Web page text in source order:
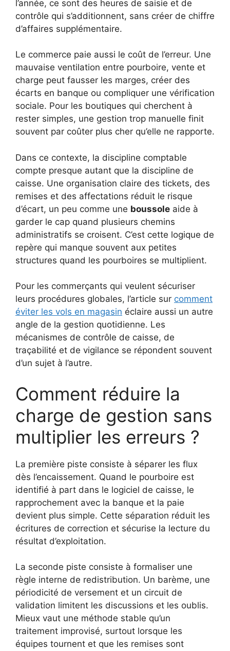
l’année, ce sont des heures de saisie et de
contrôle qui s’additionnent, sans créer de chiffre
d’affaires supplémentaire.
Le commerce paie aussi le coût de l’erreur. Une
mauvaise ventilation entre pourboire, vente et
charge peut fausser les marges, créer des
écarts en banque ou compliquer une vérification
sociale. Pour les boutiques qui cherchent à
rester simples, une gestion trop manuelle finit
souvent par coûter plus cher qu’elle ne rapporte.
Dans ce contexte, la discipline comptable
compte presque autant que la discipline de
caisse. Une organisation claire des tickets, des
remises et des affectations réduit le risque
d’écart, un peu comme une boussole aide à
garder le cap quand plusieurs chemins
administratifs se croisent. C’est cette logique de
repère qui manque souvent aux petites
structures quand les pourboires se multiplient.
Pour les commerçants qui veulent sécuriser
leurs procédures globales, l’article sur comment
éviter les vols en magasin éclaire aussi un autre
angle de la gestion quotidienne. Les
mécanismes de contrôle de caisse, de
traçabilité et de vigilance se répondent souvent
d’un sujet à l’autre.
Comment réduire la
charge de gestion sans
multiplier les erreurs ?
La première piste consiste à séparer les flux
dès l’encaissement. Quand le pourboire est
identifié à part dans le logiciel de caisse, le
rapprochement avec la banque et la paie
devient plus simple. Cette séparation réduit les
écritures de correction et sécurise la lecture du
résultat d’exploitation.
La seconde piste consiste à formaliser une
règle interne de redistribution. Un barème, une
périodicité de versement et un circuit de
validation limitent les discussions et les oublis.
Mieux vaut une méthode stable qu’un
traitement improvisé, surtout lorsque les
équipes tournent et que les remises sont